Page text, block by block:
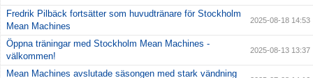
Fredrik Pilbäck fortsätter som huvudtränare för Stockholm
Mean Machines
2025-08-18 14:53
Öppna träningar med Stockholm Mean Machines -
välkommen!
2025-08-13 13:37
Mean Machines avslutade säsongen med stark vändning